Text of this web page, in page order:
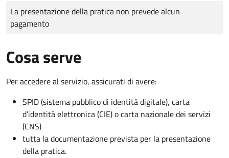
Tipo di pagamento
Importo
La presentazione della pratica non prevede alcun
pagamento
Cosa serve
Per accedere al servizio, assicurati di avere:
SPID (sistema pubblico di identità digitale), carta
d’identità elettronica (CIE) o carta nazionale dei servizi
(CNS)
tutta la documentazione prevista per la presentazione
della pratica.